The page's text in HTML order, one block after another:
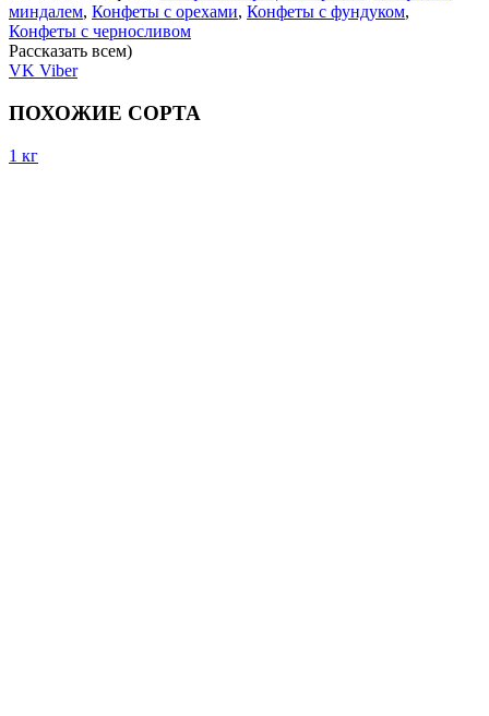
миндалем, Конфеты с орехами, Конфеты с фундуком,
Конфеты с черносливом
Рассказать всем)
VK Viber
ПОХОЖИЕ СОРТА
1 кг